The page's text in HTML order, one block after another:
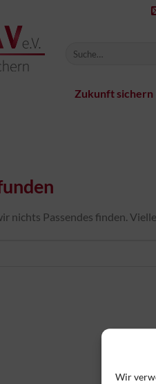
Wir
Zukunft sichern
nichts Passendes finden.